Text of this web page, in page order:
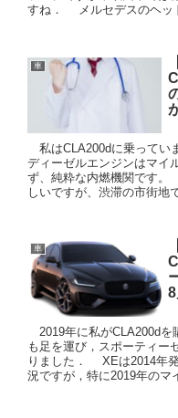
すね． メルセデスのヘッ
車
私はCLA200dに乗ってい
ディーゼルエンジンはマイ
ず、純粋な内燃機関です
しいですが、渋滞の市街地
車
2019年に私がCLA200dを
も足を運び，スポーティー
りました． XEは2014年
況ですが，特に2019年のマ